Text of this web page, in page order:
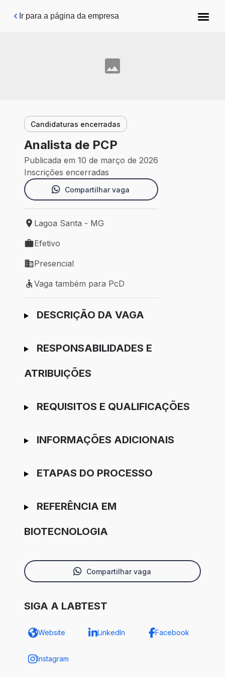
Pular para o conteúdo principal
Ir para a página da empresa
Candidaturas encerradas
Analista de PCP
Publicada em 10 de março de 2026
Inscrições encerradas
Compartilhar vaga
Local de trabalho: Lagoa Santa - MG
Lagoa Santa - MG
Tipo de vaga: Efetivo
Efetivo
Modelo de trabalho: Presencial
Presencial
Vaga também para PcD
Vaga também para PcD
Ir para candidatura
DESCRIÇÃO DA VAGA
RESPONSABILIDADES E
ATRIBUIÇÕES
REQUISITOS E QUALIFICAÇÕES
INFORMAÇÕES ADICIONAIS
ETAPAS DO PROCESSO
REFERÊNCIA EM
BIOTECNOLOGIA
Compartilhar vaga
SIGA A LABTEST
Website LinkedIn Facebook
Instagram